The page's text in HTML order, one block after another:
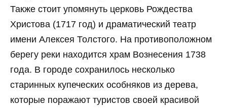
Также стоит упомянуть церковь Рождества
Христова (1717 год) и драматический театр
имени Алексея Толстого. На противоположном
берегу реки находится храм Вознесения 1738
года. В городе сохранилось несколько
старинных купеческих особняков из дерева,
которые поражают туристов своей красивой